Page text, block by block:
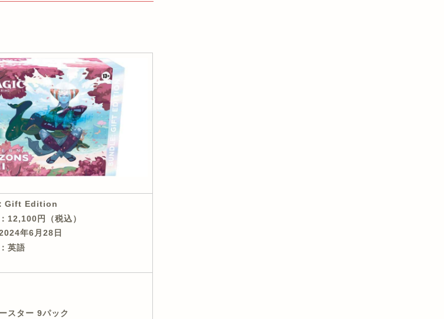
Gift Edition
12,100円（税込）
年6月28日
英語
スター 9パック